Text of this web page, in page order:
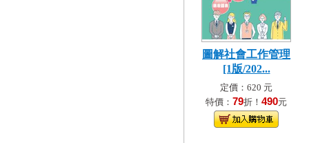
圖解社會工作管理
[1版/202...
定價：620 元
特價： 79折！ 490元